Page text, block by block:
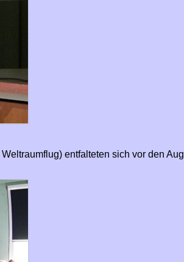
entfalteten sich vor den